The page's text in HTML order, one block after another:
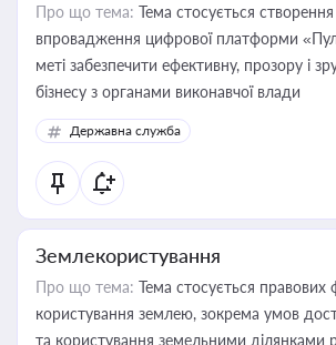
Про що тема: Тема стосується створення
впровадження цифрової платформи
меті забезпечити ефективну, прозору і
бізнесу з органами виконавчої влади
Державна служба
Землекористування
Про що тема: Тема стосується правових
користування землею, зокрема умов
та користування земельними ділянками